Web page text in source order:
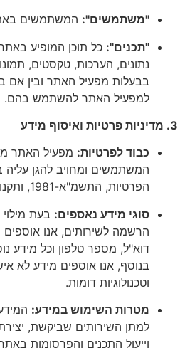
"משתמשים": המשתמשים
"תכנים": כל תוכן המופיע
נתונים, הערכות, טקסטים,
בבעלות מפעיל האתר ובין אם
למפעיל האתר להשתמש בהם.
3. מדיניות פרטיות ואיסוף מידע
כבוד לפרטיות: מפעיל האתר
המשתמשים ומחויב להגן
הפרטיות, התשמ"א-1981, ותקנותיו.
סוגי מידע נאספים: בעת
הרשמה לשירותים, אנו אוספים
דוא"ל, מספר טלפון וכל מידע
בנוסף, אנו אוספים מידע לא
וטכנולוגיות דומות.
מטרות השימוש במידע:
למתן השירותים שביקשת,
וייעול התכנים והפרסומות